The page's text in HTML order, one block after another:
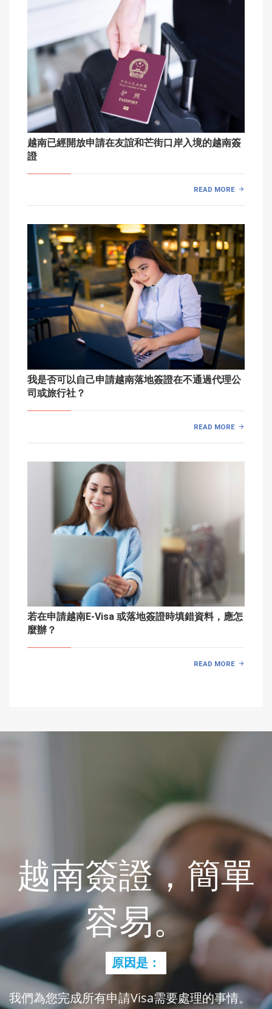
越南已經開放申請在友誼和芒街口岸入境的越南簽
證
READ MORE
我是否可以自己申請越南落地簽證在不通過代理公
司或旅行社？
READ MORE
若在申請越南E-Visa 或落地簽證時填錯資料，應怎
麼辦？
READ MORE
越南簽證，簡單
容易。
原因是：
我們為您完成所有申請Visa需要處理的事情。